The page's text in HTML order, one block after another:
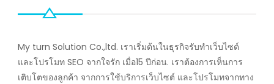
My turn Solution Co.,ltd. เราเริ่มต้นในธุรกิจรับทำเว็บไซต์
และโปรโมท SEO จากใจรัก เมื่อ15 ปีก่อน. เราต้องการเห็นการ
เติบโตของลูกค้า จากการใช้บริการเว็บไซต์ และโปรโมทจากทาง